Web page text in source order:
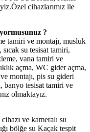
cihazlarımız ile
?
tamiri ve montajı, musluk
sıcak su tesisat tamiri,
vana tamiri ve
açma, WC gider açma,
montajı, pis su gideri
banyo tesisat tamiri ve
olmaktayız.
ve kameralı su
bölğe su Kaçak tespit